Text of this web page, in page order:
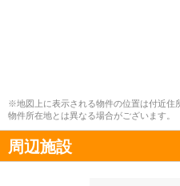
※地図上に表示される物件の位置は付近住
物件所在地とは異なる場合がございます。
周辺施設